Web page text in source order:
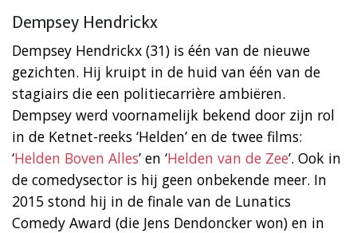
Dempsey Hendrickx
Dempsey Hendrickx (31) is één van de nieuwe
gezichten. Hij kruipt in de huid van één van de
stagiairs die een politiecarrière ambiëren.
Dempsey werd voornamelijk bekend door zijn rol
in de Ketnet-reeks ‘Helden’ en de twee films:
‘Helden Boven Alles’ en ‘Helden van de Zee’. Ook in
de comedysector is hij geen onbekende meer. In
2015 stond hij in de finale van de Lunatics
Comedy Award (die Jens Dendoncker won) en in